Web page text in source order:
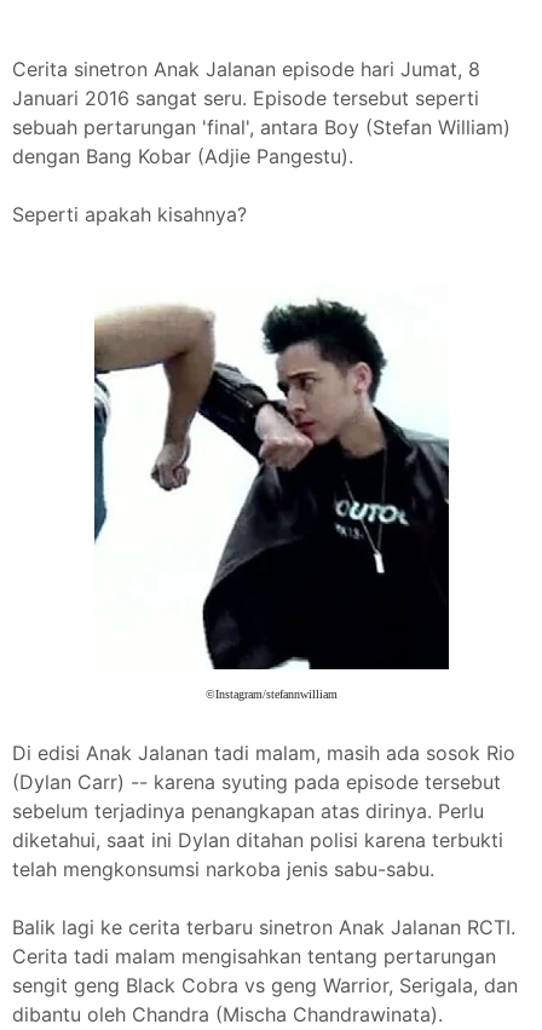
Cerita sinetron Anak Jalanan episode hari Jumat, 8
Januari 2016 sangat seru. Episode tersebut seperti
sebuah pertarungan 'final', antara Boy (Stefan William)
dengan Bang Kobar (Adjie Pangestu).
Seperti apakah kisahnya?
©Instagram/stefannwilliam
Di edisi Anak Jalanan tadi malam, masih ada sosok Rio
(Dylan Carr) -- karena syuting pada episode tersebut
sebelum terjadinya penangkapan atas dirinya. Perlu
diketahui, saat ini Dylan ditahan polisi karena terbukti
telah mengkonsumsi narkoba jenis sabu-sabu.
Balik lagi ke cerita terbaru sinetron Anak Jalanan RCTI.
Cerita tadi malam mengisahkan tentang pertarungan
sengit geng Black Cobra vs geng Warrior, Serigala, dan
dibantu oleh Chandra (Mischa Chandrawinata).